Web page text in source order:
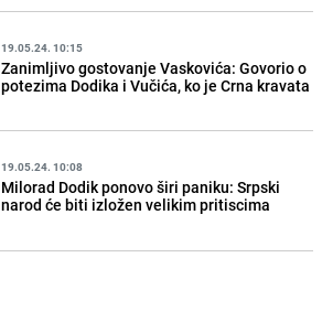
19.05.24. 10:15
Zanimljivo gostovanje Vaskovića: Govorio o
potezima Dodika i Vučića, ko je Crna kravata
19.05.24. 10:08
Milorad Dodik ponovo širi paniku: Srpski
narod će biti izložen velikim pritiscima